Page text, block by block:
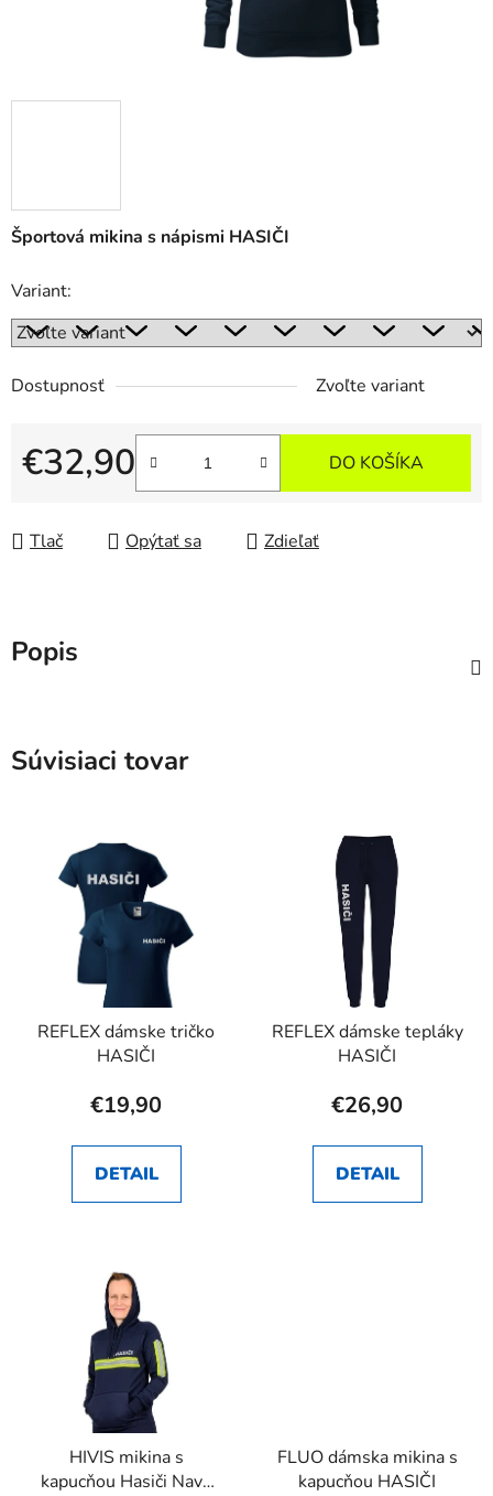
Športová mikina s nápismi HASIČI
Variant:
Dostupnosť Zvoľte variant
€32,90
Jednotková cena:
DO KOŠÍKA
Tlač Opýtať sa Zdieľať
Popis
Súvisiaci tovar
REFLEX dámske tričko
HASIČI
€19,90
DETAIL
REFLEX dámske tepláky
HASIČI
€26,90
DETAIL
HIVIS mikina s
kapucňou Hasiči Navy
FLUO dámska mikina s
kapucňou HASIČI